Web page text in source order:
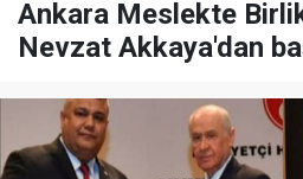
Ankara Meslekte
Nevzat Akkaya'dan